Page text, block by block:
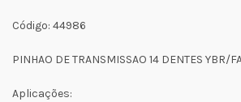
Código: 44986
PINHAO DE TRANSMISSAO 14 DENTES YBR/
Aplicações: